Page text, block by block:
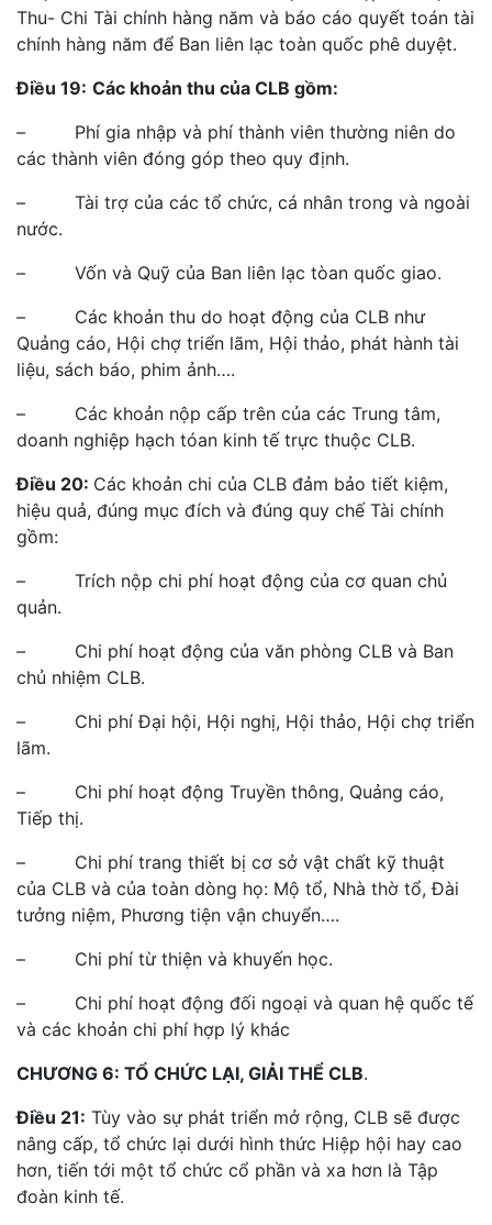
Thu- Chi Tài chính hàng năm và báo cáo quyết toán tài
chính hàng năm để Ban liên lạc toàn quốc phê duyệt.
Điều 19: Các khoản thu của CLB gồm:
– Phí gia nhập và phí thành viên thường niên do
các thành viên đóng góp theo quy định.
– Tài trợ của các tổ chức, cá nhân trong và ngoài
nước.
– Vốn và Quỹ của Ban liên lạc tòan quốc giao.
– Các khoản thu do hoạt động của CLB như
Quảng cáo, Hội chợ triển lãm, Hội thảo, phát hành tài
liệu, sách báo, phim ảnh….
– Các khoản nộp cấp trên của các Trung tâm,
doanh nghiệp hạch tóan kinh tế trực thuộc CLB.
Điều 20: Các khoản chi của CLB đảm bảo tiết kiệm,
hiệu quả, đúng mục đích và đúng quy chế Tài chính
gồm:
– Trích nộp chi phí hoạt động của cơ quan chủ
quản.
– Chi phí hoạt động của văn phòng CLB và Ban
chủ nhiệm CLB.
– Chi phí Đại hội, Hội nghị, Hội thảo, Hội chợ triển
lãm.
– Chi phí hoạt động Truyền thông, Quảng cáo,
Tiếp thị.
– Chi phí trang thiết bị cơ sở vật chất kỹ thuật
của CLB và của toàn dòng họ: Mộ tổ, Nhà thờ tổ, Đài
tưởng niệm, Phương tiện vận chuyển….
– Chi phí từ thiện và khuyến học.
– Chi phí hoạt động đối ngoại và quan hệ quốc tế
và các khoản chi phí hợp lý khác
CHƯƠNG 6: TỔ CHỨC LẠI, GIẢI THỂ CLB.
Điều 21: Tùy vào sự phát triển mở rộng, CLB sẽ được
nâng cấp, tổ chức lại dưới hình thức Hiệp hội hay cao
hơn, tiến tới một tổ chức cổ phần và xa hơn là Tập
đoàn kinh tế.